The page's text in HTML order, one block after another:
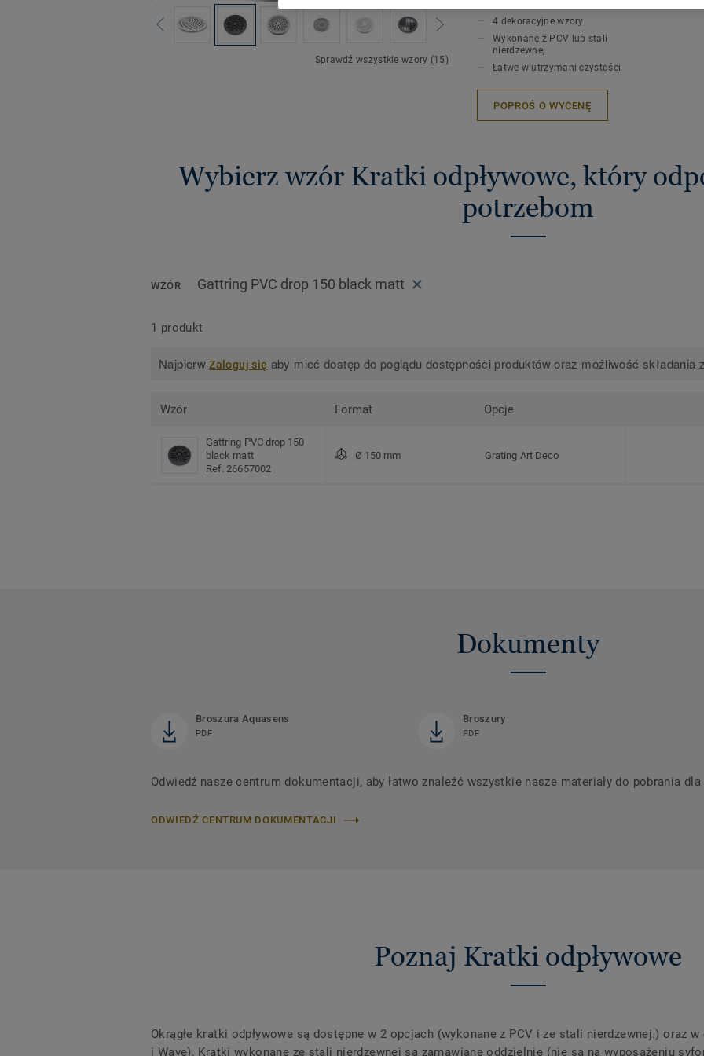
Sprawdź wszystkie wzory (15)
4 dekoracyjne wzory
Wykonane z PCV lub stali
nierdzewnej
Łatwe w utrzymani czystości
POPROŚ O WYCENĘ
Wybierz wzór Kratki odpływowe, który
potrzebom
WZÓR Gattring PVC drop 150 black matt
1 produkt
NajpierwZaloguj się aby mieć dostęp do poglądu dostępności produktów oraz możliwość składania
Wzór Format Opcje
Gattring PVC drop 150
black matt
Ref. 26657002
Ø 150 mm Grating Art Deco
Dokumenty
Broszura Aquasens
PDF
Broszury
PDF
Odwiedź nasze centrum dokumentacji, aby łatwo znaleźć wszystkie nasze materiały do ​​pobrania dla
ODWIEDŹ CENTRUM DOKUMENTACJI
Poznaj Kratki odpływowe
Okrągłe kratki odpływowe są dostępne w 2 opcjach (wykonane z PCV i ze stali nierdzewnej.) oraz
i Wave). Kratki wykonane ze stali nierdzewnej są zamawiane oddzielnie (nie są na wyposażeniu